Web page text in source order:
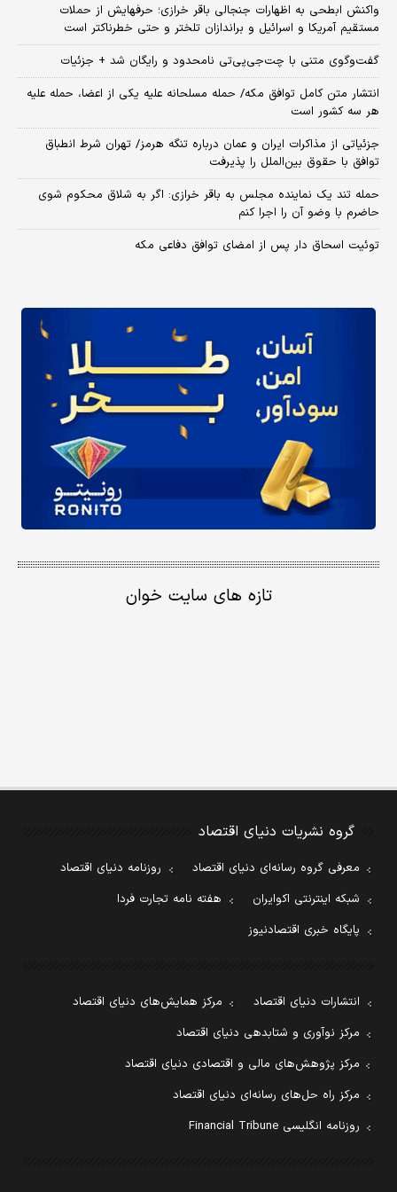
واکنش ابطحی به اظهارات جنجالی باقر خرازی؛ حرفهایش از حملات
مستقیم آمریکا و اسرائیل و براندازان تلختر و حتی خطرناکتر است
گفت‌وگوی متنی با چت‌جی‌پی‌تی نامحدود و رایگان شد + جزئیات
انتشار متن کامل توافق مکه/ حمله مسلحانه علیه یکی از اعضا، حمله علیه
هر سه کشور است
جزئیاتی از مذاکرات ایران و عمان درباره تنگه هرمز/ تهران شرط انطباق
توافق با حقوق بین‌الملل را پذیرفت
حمله تند یک نماینده مجلس به باقر خرازی: اگر به شلاق محکوم شوی
حاضرم با وضو آن را اجرا کنم
توئیت اسحاق دار پس از امضای توافق دفاعی مکه
تازه های سایت خوان
گروه نشریات دنیای اقتصاد
معرفی گروه رسانه‌ای دنیای اقتصاد
روزنامه دنیای اقتصاد
شبکه اینترنتی اکوایران
هفته نامه تجارت فردا
پایگاه خبری اقتصادنیوز
انتشارات دنیای اقتصاد
مرکز همایش‌های دنیای اقتصاد
مرکز نوآوری و شتابدهی دنیای اقتصاد
مرکز پژوهش‌های مالی و اقتصادی دنیای اقتصاد
مرکز راه حل‌های رسانه‌ای دنیای اقتصاد
روزنامه انگلیسی Financial Tribune